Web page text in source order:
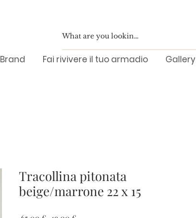
Brand Fai rivivere il tuo armadio Gallery
Tracollina pitonata
beige/marrone 22 x 15